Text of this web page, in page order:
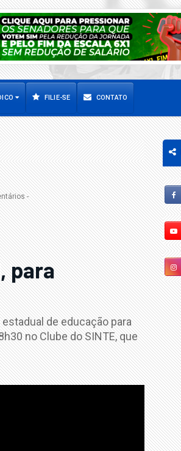
FILIE-SE CONTATO
-
para
de educação para
no Clube do SINTE, que